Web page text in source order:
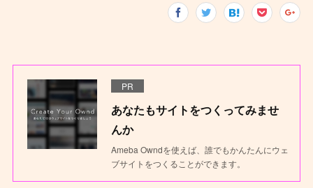
PR
あなたもサイトをつくってみませ
んか
Ameba Owndを使えば、誰でもかんたんにウェ
ブサイトをつくることができます。